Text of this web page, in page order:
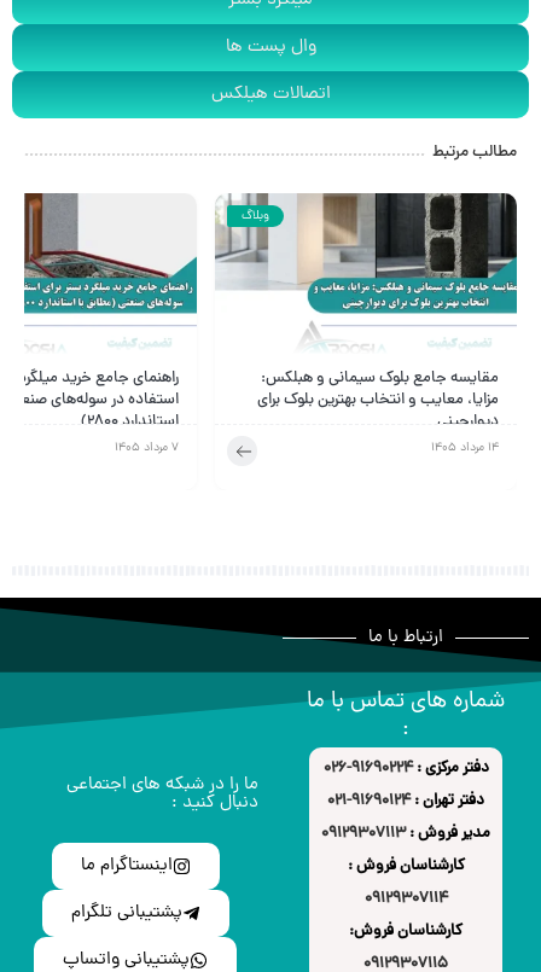
وال پست ها
اتصالات هیلکس
مطالب مرتبط
وبلاگ
مقایسه جامع بلوک سیمانی و هبلکس:
مزایا، معایب و انتخاب بهترین بلوک برای
دیوارچینی
14 مرداد 1405
راهنمای جامع خرید میلگرد
استفاده در سوله‌های صنعتی
استاندارد ۲۸۰۰)
7 مرداد 1405
ارتباط با ما
شماره های تماس با ما
:
دفتر مرکزی :91690224-026
دفتر تهران :91690124-021
مدیر فروش :09129307113
کارشناسان فروش :
09129307114
کارشناسان فروش:
09129307115
ما را در شبکه های اجتماعی
دنبال کنید :
اینستاگرام ما
پشتیبانی تلگرام
پشتیبانی واتساپ